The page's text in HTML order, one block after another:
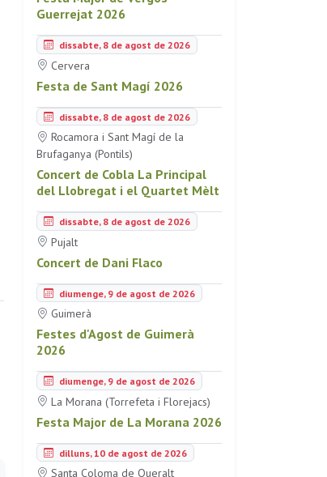
Guerrejat 2026
dissabte, 8 de agost de 2026
Cervera
Festa de Sant Magí 2026
dissabte, 8 de agost de 2026
Rocamora i Sant Magí de la
Brufaganya (Pontils)
Concert de Cobla La Principal
del Llobregat i el Quartet Mèlt
dissabte, 8 de agost de 2026
Pujalt
Concert de Dani Flaco
diumenge, 9 de agost de 2026
Guimerà
Festes d'Agost de Guimerà
2026
diumenge, 9 de agost de 2026
La Morana (Torrefeta i Florejacs)
Festa Major de La Morana 2026
dilluns, 10 de agost de 2026
Santa Coloma de Queralt